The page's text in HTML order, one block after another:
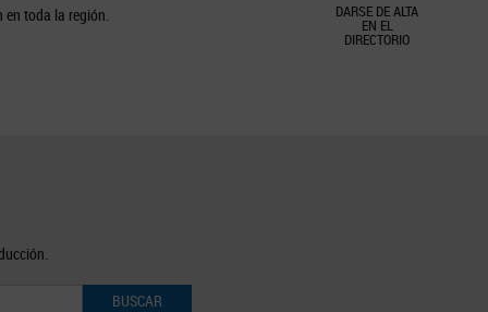
DARSE DE ALTA
EN EL
DIRECTORIO
en toda la región.
BUSCAR